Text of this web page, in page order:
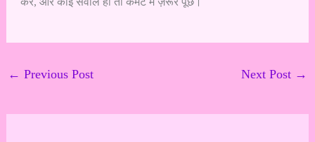
← Previous Post Next Post →